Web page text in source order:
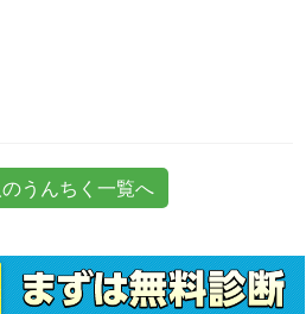
うんちく一覧へ